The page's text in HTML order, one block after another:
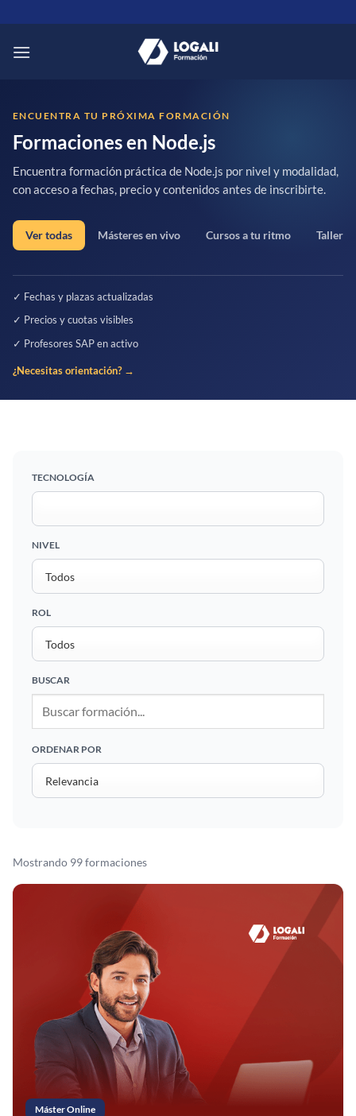
al
contenido
ENCUENTRA TU PRÓXIMA FORMACIÓN
Formaciones en Node.js
Encuentra formación práctica de Node.js por nivel y modalidad,
con acceso a fechas, precio y contenidos antes de inscribirte.
Ver todas Másteres en vivo Cursos a tu ritmo
✓ Fechas y plazas actualizadas
✓ Precios y cuotas visibles
✓ Profesores SAP en activo
¿Necesitas orientación? →
TECNOLOGÍA
NIVEL
ROL
BUSCAR
ORDENAR POR
Mostrando 99 formaciones
Máster Online